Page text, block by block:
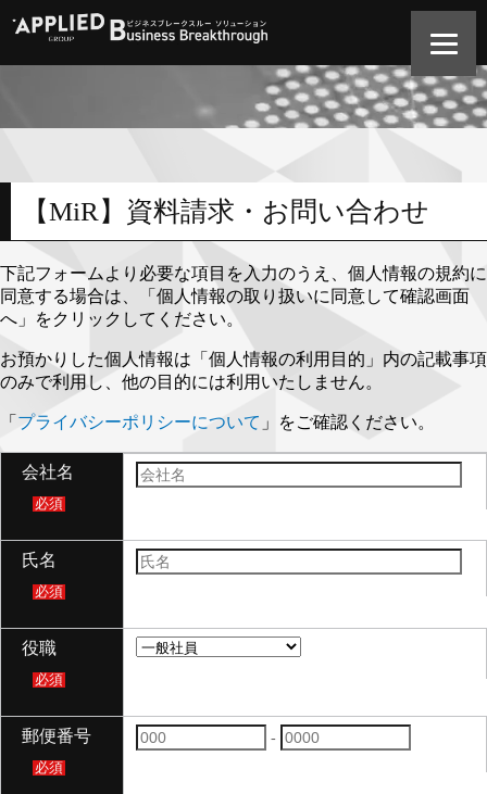
【MiR】資料請求・お問い合わせ
下記フォームより必要な項目を入力のうえ、個人情報の規約に
同意する場合は、「個人情報の取り扱いに同意して確認画面
へ」をクリックしてください。
お預かりした個人情報は「個人情報の利用目的」内の記載事項
のみで利用し、他の目的には利用いたしません。
「 プライバシーポリシーについて 」をご確認ください。
会社名
必須
氏名
必須
役職
必須
郵便番号
必須
-